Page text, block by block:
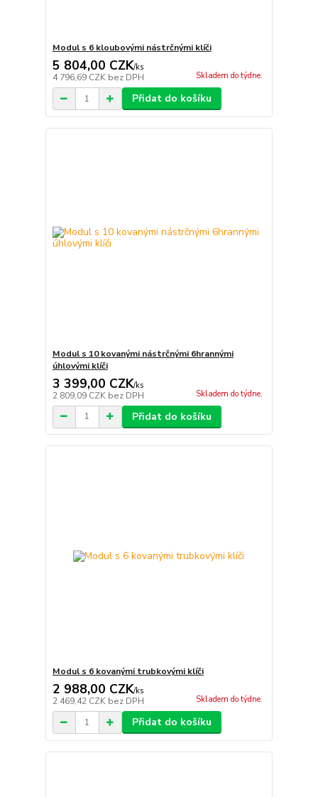
Modul s 6 kloubovými nástrčnými klíči
5 804,00 CZK/ks
4 796,69 CZK bez DPH Skladem do týdne.
Přidat do košíku
Modul s 10 kovanými nástrčnými 6hrannými
úhlovými klíči
3 399,00 CZK/ks
2 809,09 CZK bez DPH Skladem do týdne.
Přidat do košíku
Modul s 6 kovanými trubkovými klíči
2 988,00 CZK/ks
2 469,42 CZK bez DPH Skladem do týdne.
Přidat do košíku